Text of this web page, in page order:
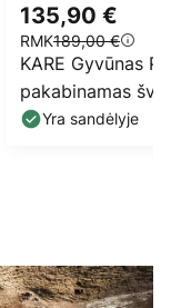
135,90 €
RMK189,00 €
KARE Gyvūnas
pakabinamas
pelėdos figūrėlė
Yra sandėlyje